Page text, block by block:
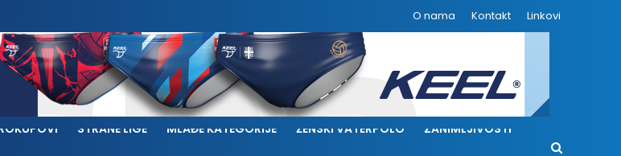
O nama Kontakt Linkovi
STRANE LIGE MLAĐE KATEGORIJE ŽENSKI VATERPOLO ZANIMLJIVOSTI